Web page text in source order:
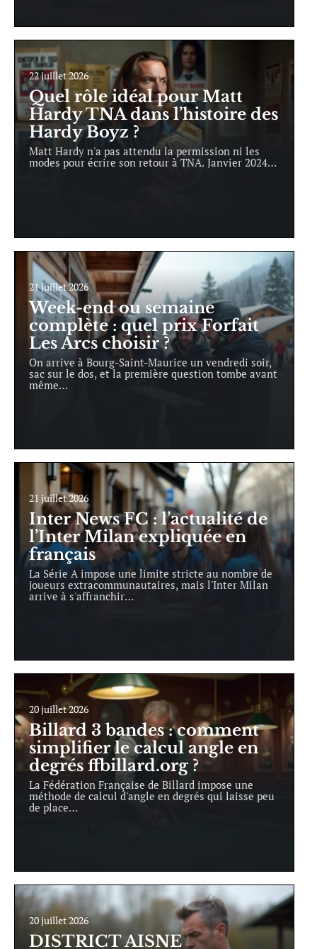
22 juillet 2026
Quel rôle idéal pour Matt
Hardy TNA dans l’histoire des
Hardy Boyz ?
Matt Hardy n'a pas attendu la permission ni les
modes pour écrire son retour à TNA. Janvier 2024…
21 juillet 2026
Week-end ou semaine
complète : quel prix Forfait
Les Arcs choisir ?
On arrive à Bourg-Saint-Maurice un vendredi soir,
sac sur le dos, et la première question tombe avant
même…
21 juillet 2026
Inter News FC : l’actualité de
l’Inter Milan expliquée en
français
La Série A impose une limite stricte au nombre de
joueurs extracommunautaires, mais l'Inter Milan
arrive à s'affranchir…
20 juillet 2026
Billard 3 bandes : comment
simplifier le calcul angle en
degrés ffbillard.org ?
La Fédération Française de Billard impose une
méthode de calcul d'angle en degrés qui laisse peu
de place…
20 juillet 2026
DISTRICT AISNE